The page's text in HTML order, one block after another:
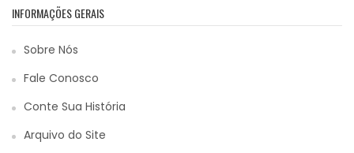
INFORMAÇÕES GERAIS
Sobre Nós
Fale Conosco
Conte Sua História
Arquivo do Site